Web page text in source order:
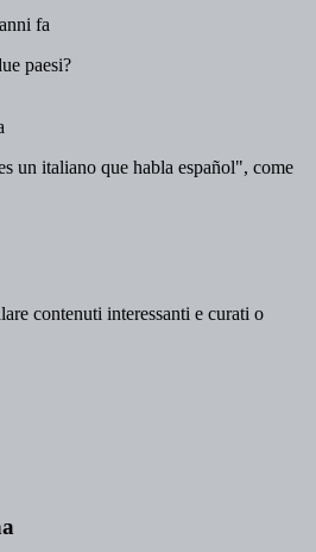
contenuti interessanti e curati o